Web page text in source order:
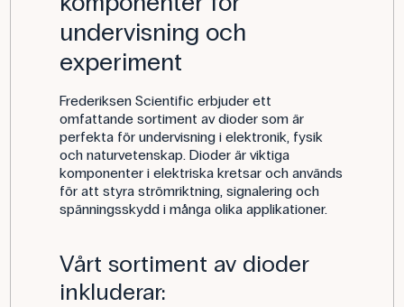
undervisning och
experiment
Frederiksen Scientific erbjuder ett
omfattande sortiment av dioder som är
perfekta för undervisning i elektronik, fysik
och naturvetenskap. Dioder är viktiga
komponenter i elektriska kretsar och används
för att styra strömriktning, signalering och
spänningsskydd i många olika applikationer.
Vårt sortiment av dioder
inkluderar: